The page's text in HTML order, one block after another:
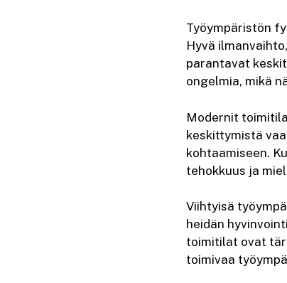
Työympäristön
Hyvä
parantavat
ongelmia, mikä
Modernit
keskittymistä
kohtaamiseen.
tehokkuus ja
Viihtyisä
heidän
toimitilat ovat
toimivaa